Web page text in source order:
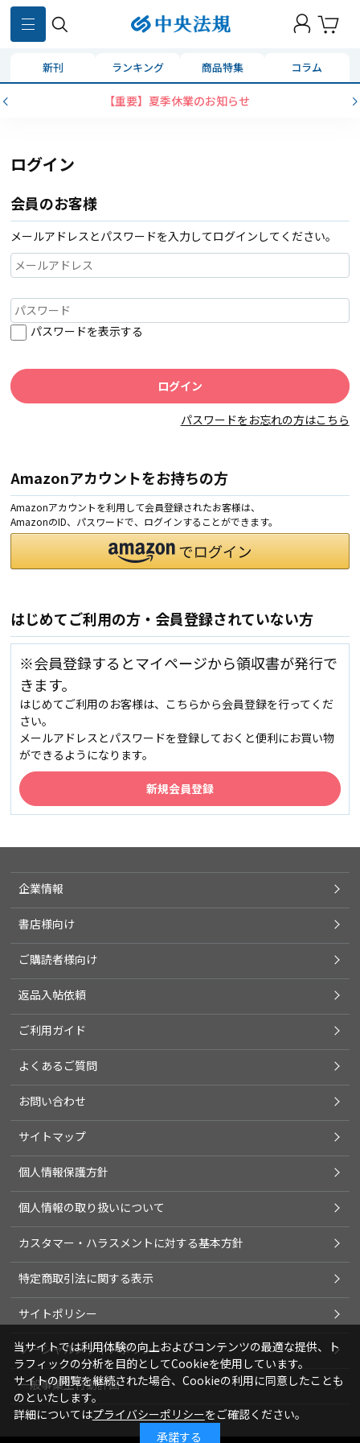
新刊 ランキング 商品特集 コラム
【重要】夏季休業のお知らせ
ログイン
会員のお客様
メールアドレスとパスワードを入力してログインしてください。
パスワードを表示する
パスワードをお忘れの方はこちら
Amazonアカウントをお持ちの方
Amazonアカウントを利用して会員登録されたお客様は、
AmazonのID、パスワードで、ログインすることができます。
はじめてご利用の方・会員登録されていない方
※会員登録するとマイページから領収書が発行で
きます。
はじめてご利用のお客様は、こちらから会員登録を行ってくだ
さい。
メールアドレスとパスワードを登録しておくと便利にお買い物
ができるようになります。
企業情報
書店様向け
ご購読者様向け
返品入帖依頼
ご利用ガイド
よくあるご質問
お問い合わせ
サイトマップ
個人情報保護方針
個人情報の取り扱いについて
カスタマー・ハラスメントに対する基本方針
特定商取引法に関する表示
サイトポリシー
ソーシャルメディアポリシー
一般事業主行動計画
当サイトでは利用体験の向上およびコンテンツの最適な提供、ト
ラフィックの分析を目的としてCookieを使用しています。
サイトの閲覧を継続された場合、Cookieの利用に同意したことも
のといたします。
詳細についてはプライバシーポリシーをご確認ください。
承諾する